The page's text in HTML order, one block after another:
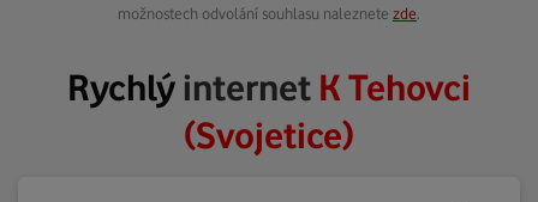
možnostech odvolání souhlasu naleznete zde
Rychlýinternet K Tehovci
(Svojetice)